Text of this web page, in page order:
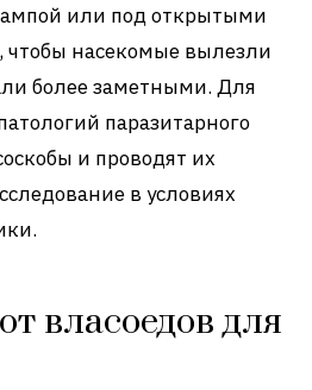
или под открытыми
насекомые вылезли
более заметными. Для
паразитарного
и проводят их
в условиях
власоедов для